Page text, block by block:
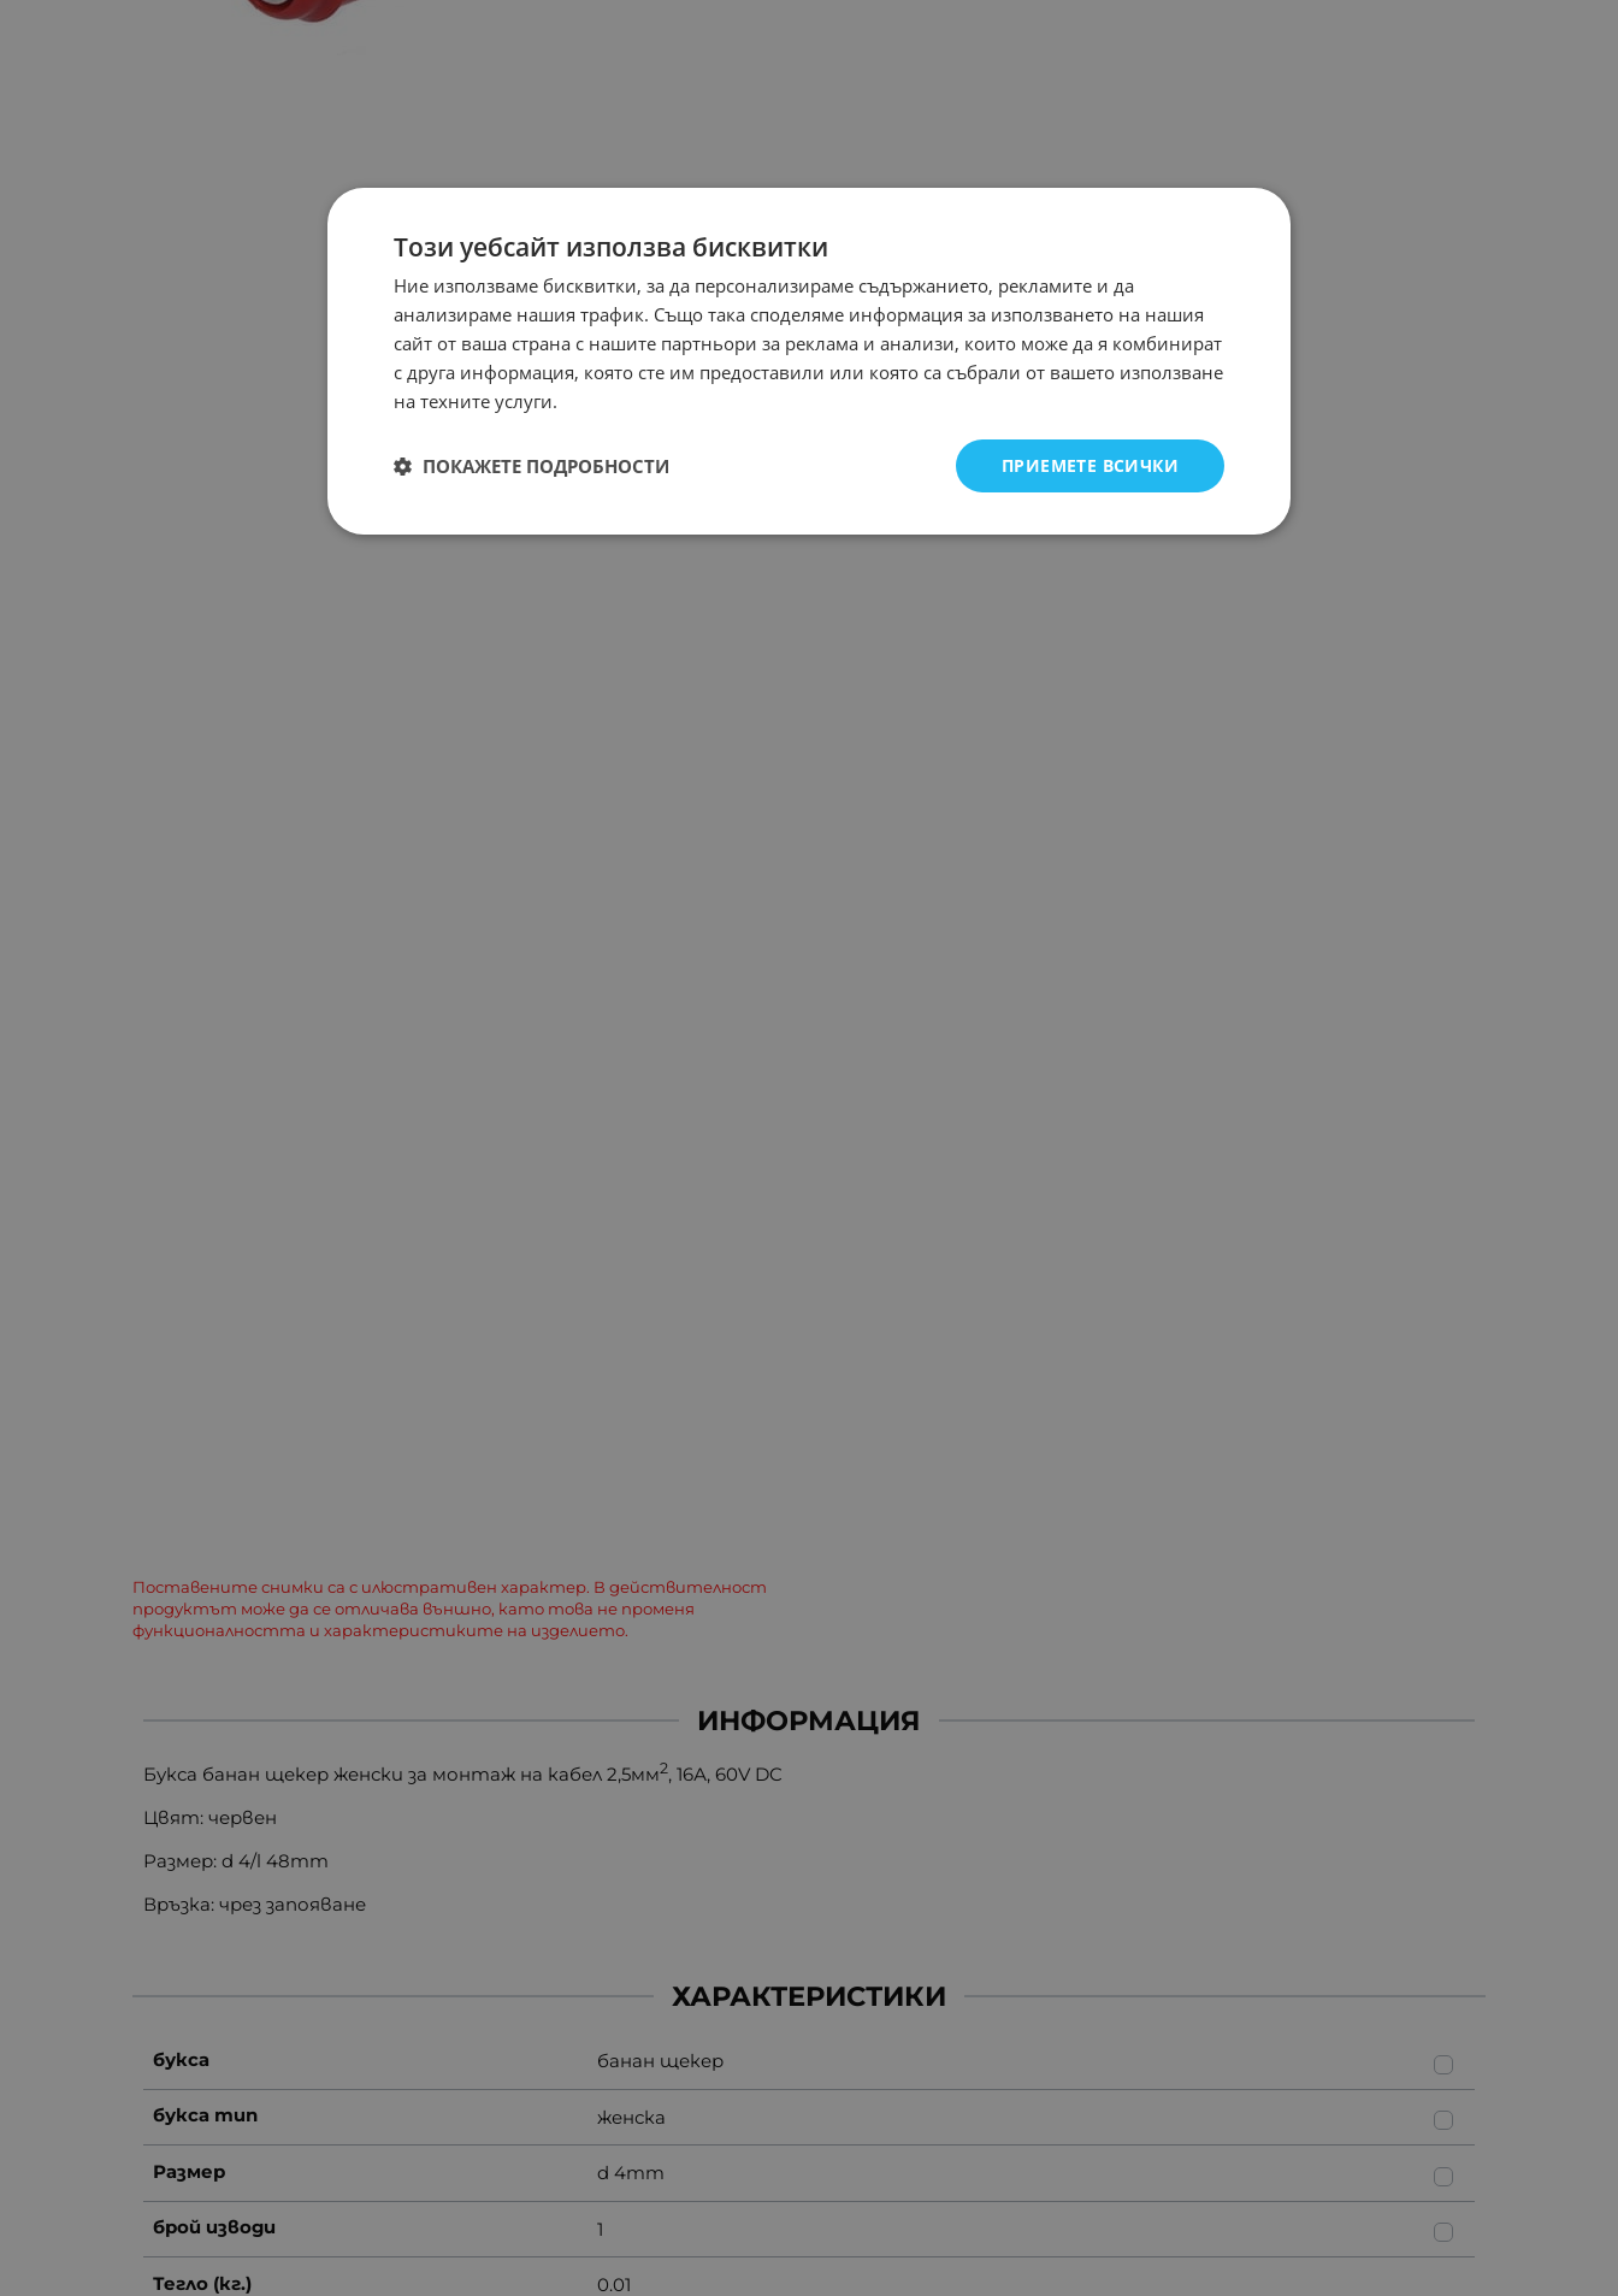
Поставените снимки са с илюстративен характер. В действителност
продуктът може да се отличава външно, като това не променя
функционалността и характеристиките на изделието.
ИНФОРМАЦИЯ
Букса банан щекер женски за монтаж на кабел 2,5мм2, 16А, 60V DC
Цвят: червен
Размер: d 4/l 48mm
Връзка: чрез запояване
ХАРАКТЕРИСТИКИ
букса банан щекер
букса тип женска
Размер d 4mm
брой изводи 1
Тегло (кг.) 0.01
Този уебсайт използва бисквитки
Ние използваме бисквитки, за да персонализираме съдържанието, рекламите и да
анализираме нашия трафик. Също така споделяме информация за използването на нашия
сайт от ваша страна с нашите партньори за реклама и анализи, които може да я комбинират
с друга информация, която сте им предоставили или която са събрали от вашето използване
на техните услуги.
ПРИЕМЕТЕ ВСИЧКИ
ПОКАЖЕТЕ ПОДРОБНОСТИ